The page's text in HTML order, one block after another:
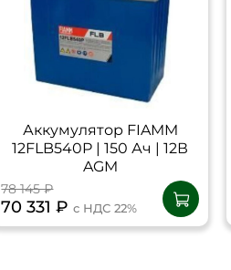
Аккумулятор FIAMM
12FLB540P | 150 Ач | 12В
AGM
78 145 ₽
70 331 ₽с НДС 22%